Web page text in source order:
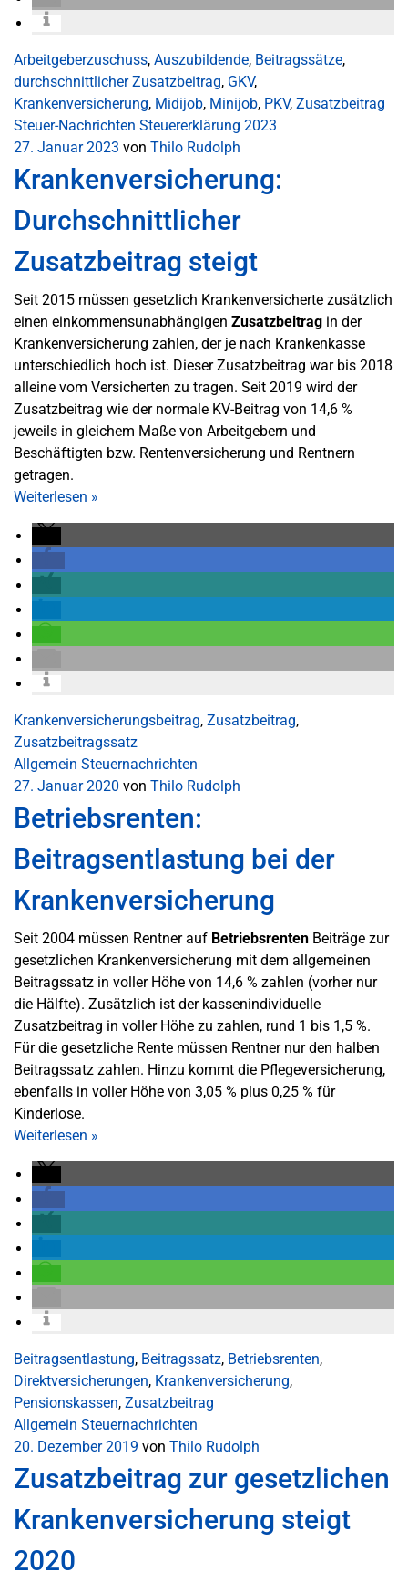
Arbeitgeberzuschuss, Auszubildende, Beitragssätze,
durchschnittlicher Zusatzbeitrag, GKV,
Krankenversicherung, Midijob, Minijob, PKV, Zusatzbeitrag
Steuer-Nachrichten Steuererklärung 2023
27. Januar 2023 von Thilo Rudolph
Krankenversicherung:
Durchschnittlicher
Zusatzbeitrag steigt
Seit 2015 müssen gesetzlich Krankenversicherte zusätzlich
einen einkommensunabhängigen Zusatzbeitrag in der
Krankenversicherung zahlen, der je nach Krankenkasse
unterschiedlich hoch ist. Dieser Zusatzbeitrag war bis 2018
alleine vom Versicherten zu tragen. Seit 2019 wird der
Zusatzbeitrag wie der normale KV-Beitrag von 14,6 %
jeweils in gleichem Maße von Arbeitgebern und
Beschäftigten bzw. Rentenversicherung und Rentnern
getragen.
Weiterlesen »
Krankenversicherungsbeitrag, Zusatzbeitrag,
Zusatzbeitragssatz
Allgemein Steuernachrichten
27. Januar 2020 von Thilo Rudolph
Betriebsrenten:
Beitragsentlastung bei der
Krankenversicherung
Seit 2004 müssen Rentner auf Betriebsrenten Beiträge zur
gesetzlichen Krankenversicherung mit dem allgemeinen
Beitragssatz in voller Höhe von 14,6 % zahlen (vorher nur
die Hälfte). Zusätzlich ist der kassenindividuelle
Zusatzbeitrag in voller Höhe zu zahlen, rund 1 bis 1,5 %.
Für die gesetzliche Rente müssen Rentner nur den halben
Beitragssatz zahlen. Hinzu kommt die Pflegeversicherung,
ebenfalls in voller Höhe von 3,05 % plus 0,25 % für
Kinderlose.
Weiterlesen »
Beitragsentlastung, Beitragssatz, Betriebsrenten,
Direktversicherungen, Krankenversicherung,
Pensionskassen, Zusatzbeitrag
Allgemein Steuernachrichten
20. Dezember 2019 von Thilo Rudolph
Zusatzbeitrag zur gesetzlichen
Krankenversicherung steigt
2020